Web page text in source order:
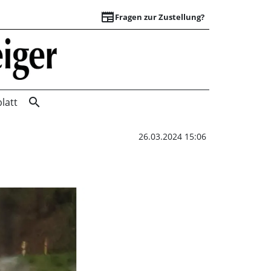
newspaperFragen zur Zustellung?
Brennen mit Herz
search
26.03.2024 15:06